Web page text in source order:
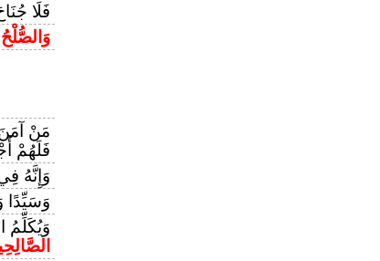
فَلَا
وَالصُّلْحُ
مَنْ آمَنَ
فَلَهُمْ
وَإِنَّهُ
وَسَيِّدًا
وَيُكَلِّمُ